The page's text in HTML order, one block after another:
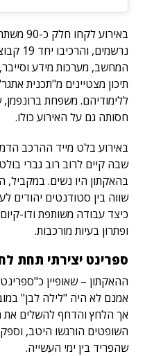
המחשב, מערכות מידע
תיכון מצטיינים מ"תכנית
ללימודיהם. משפחת
חסותה גם על האירוע כולו.
באירוע בלט מייד ההרכב
שבה קיים לרוב רוב גברי
בהאקתון היו נשים.
שווה בין סטודנטים
כיצד עבודה משותפת ודו-
ופתרון בעיות מורכבות.
ספרינט יצירתי תחת
ההאקתון – שאופיין כ"ספרינט
אמנם לא היה "לילה לבן"
אך הלחץ והדחף להשלים את
השופטים הורגשו היטב,
שהפריד בין ימי העשייה.